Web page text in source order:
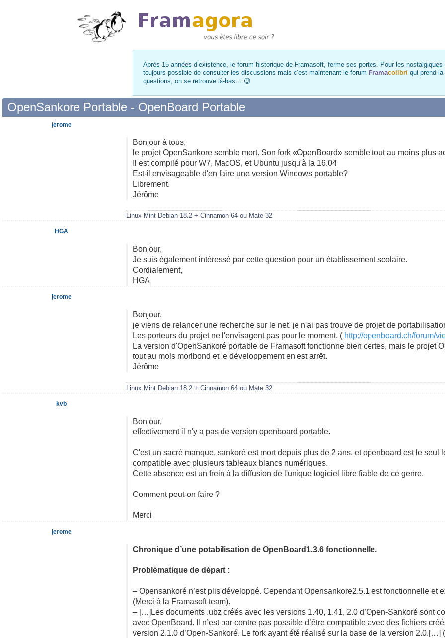
Après 15 années d’existence, le forum historique de Framasoft, ferme ses portes. Pour les
toujours possible de consulter les discussions mais c’est maintenant le forum Framacolibri qui prend
questions, on se retrouve là-bas… 😉
OpenSankore Portable - OpenBoard Portable
Bonjour à tous,
le projet OpenSankore semble mort. Son fork «OpenBoard» semble tout au moins plus
Il est compilé pour W7, MacOS, et Ubuntu jusqu'à la 16.04
Est-il envisageable d'en faire une version Windows portable?
Librement.
Jérôme
Linux Mint Debian 18.2 + Cinnamon 64 ou Mate 32
jerome
Bonjour,
Je suis également intéressé par cette question pour un établissement scolaire.
Cordialement,
HGA
HGA
Bonjour,
je viens de relancer une recherche sur le net. je n'ai pas trouve de projet de
Les porteurs du projet ne l'envisagent pas pour le moment. ( http://openboard.ch/forum/
La version d'OpenSankoré portable de Framasoft fonctionne bien certes, mais le projet
tout au mois moribond et le développement en est arrêt.
Jérôme
Linux Mint Debian 18.2 + Cinnamon 64 ou Mate 32
jerome
Bonjour,
effectivement il n'y a pas de version openboard portable.
C'est un sacré manque, sankoré est mort depuis plus de 2 ans, et openboard est le seul
compatible avec plusieurs tableaux blancs numériques.
Cette absence est un frein à la diffusion de l'unique logiciel libre fiable de ce genre.
Comment peut-on faire ?
Merci
kvb
Chronique d’une potabilisation de OpenBoard1.3.6 fonctionnelle.
Problématique de départ :
– Opensankoré n’est plis développé. Cependant Opensankore2.5.1 est fonctionnelle et
(Merci à la Framasoft team).
– […]Les documents .ubz créés avec les versions 1.40, 1.41, 2.0 d’Open-Sankoré sont
avec OpenBoard. Il n’est par contre pas possible d’être compatible avec des fichiers
version 2.1.0 d’Open-Sankoré. Le fork ayant été réalisé sur la base de la version 2.0.[…]
jerome